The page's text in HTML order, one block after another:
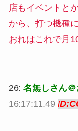
店もイベントと
から、打つ機種
おれはこれで月
26: 名無しさん＠
16:17:11.49